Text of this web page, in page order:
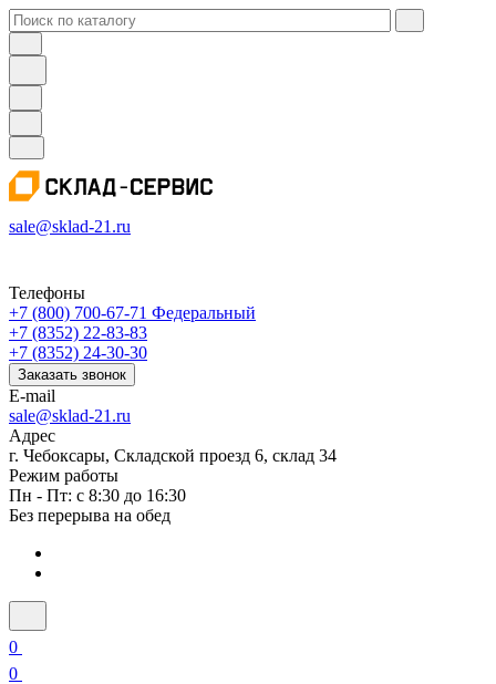
sale@sklad-21.ru
Телефоны
+7 (800) 700-67-71 Федеральный
+7 (8352) 22-83-83
+7 (8352) 24-30-30
Заказать звонок
E-mail
sale@sklad-21.ru
Адрес
г. Чебоксары, Складской проезд 6, склад 34
Режим работы
Пн - Пт: с 8:30 до 16:30
Без перерыва на обед
0
0